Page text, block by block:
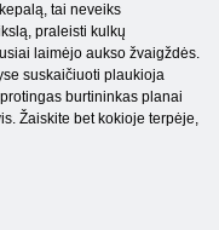
tai neveiks
praleisti kulkų
laimėjo aukso žvaigždės.
suskaičiuoti plaukioja
burtininkas planai
Žaiskite bet kokioje terpėje,